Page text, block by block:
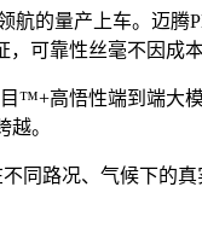
航的量产上车。迈
可靠性丝毫不因成本
™+高悟性端到端大
。
路况、气候下的真